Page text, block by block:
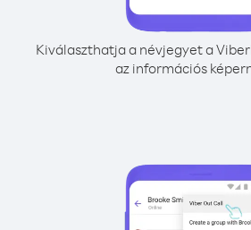
Kiválaszthatja a névjegyet a
az információs